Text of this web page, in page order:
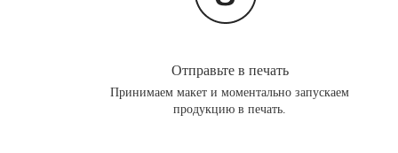
Отправьте в печать
Принимаем макет и моментально запускаем
продукцию в печать.